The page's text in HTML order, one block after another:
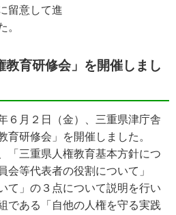
留意して進
。
教育研修会」を開催しまし
６月２日（金）、三重県津庁舎
育研修会」を開催しました。
「三重県人権教育基本方針につ
会等代表者の役割について」
て」の３点について説明を行い
である「自他の人権を守る実践